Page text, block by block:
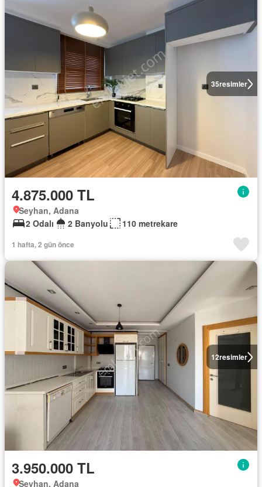
35resimler
4.875.000 TL
Seyhan, Adana
2 Odalı
2 Banyolu 110 metrekare
1 hafta, 2 gün önce
12resimler
3.950.000 TL
Seyhan, Adana